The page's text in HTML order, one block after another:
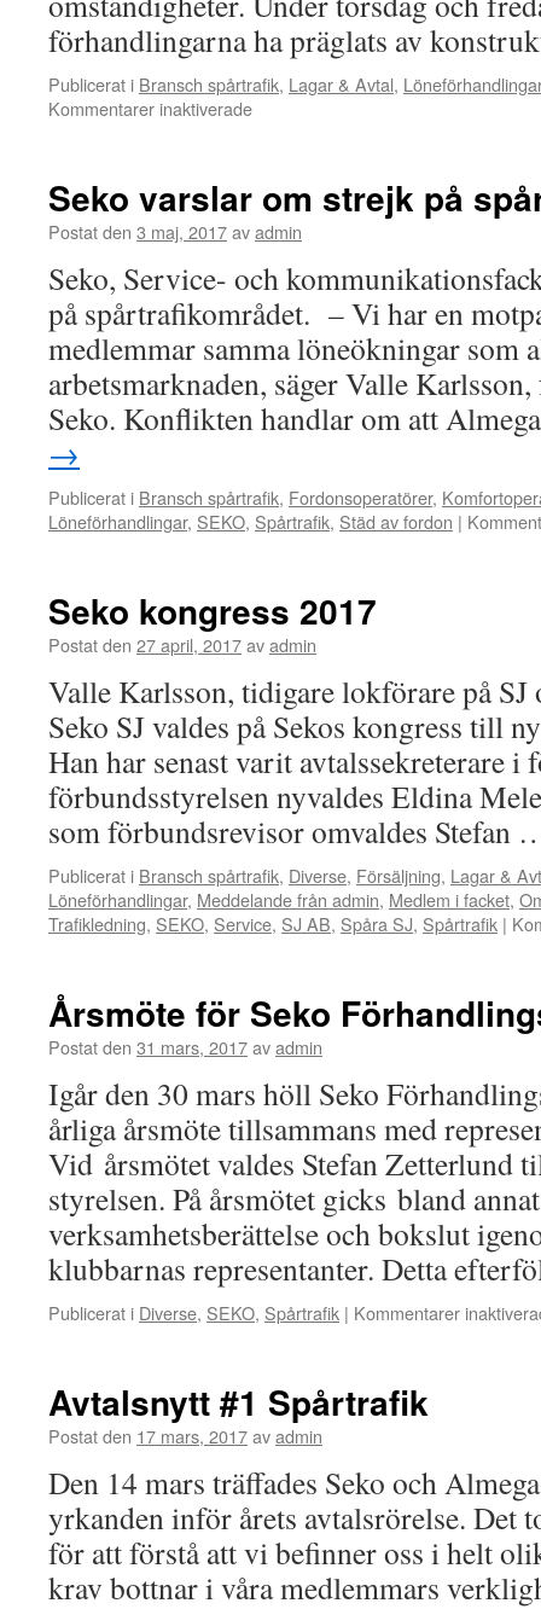
förhandlingarna ha präglats av
Publicerat i Bransch spårtrafik, Lagar & Avtal, Löneförhandlingar
Kommentarer inaktiverade
Seko varslar om strejk på
Postat den 3 maj, 2017avadmin
Seko, Service- och
på spårtrafikområdet. – Vi har en
medlemmar samma löneökningar som
arbetsmarknaden, säger Valle
Seko. Konflikten handlar om att
→
Publicerat i Bransch spårtrafik, Fordonsoperatörer,
Löneförhandlingar, SEKO, Spårtrafik, Städ av fordon |
Seko kongress 2017
Postat den 27 april, 2017avadmin
Valle Karlsson, tidigare lokförare på
Seko SJ valdes på Sekos kongress till
Han har senast varit avtalssekreterare
förbundsstyrelsen nyvaldes Eldina
som förbundsrevisor omvaldes Stefan
Publicerat i Bransch spårtrafik, Diverse, Försäljning, Lagar &
Löneförhandlingar, Meddelande från admin, Medlem i facket,
Trafikledning, SEKO, Service, SJ AB, Spåra SJ, Spårtrafik |
Årsmöte för Seko
Postat den 31 mars, 2017avadmin
Igår den 30 mars höll Seko
årliga årsmöte tillsammans med
Vid årsmötet valdes Stefan Zetterlund
styrelsen. På årsmötet gicks bland
verksamhetsberättelse och bokslut
klubbarnas representanter. Detta
Publicerat i Diverse, SEKO, Spårtrafik | Kommentarer
Avtalsnytt #1 Spårtrafik
Postat den 17 mars, 2017avadmin
Den 14 mars träffades Seko och
yrkanden inför årets avtalsrörelse. Det
för att förstå att vi befinner oss i helt
krav bottnar i våra medlemmars